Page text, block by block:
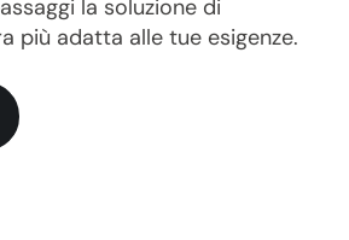
la soluzione di
più adatta alle tue esigenze.